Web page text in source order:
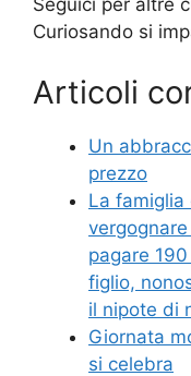
Seguici per altre
Curiosando si
Articoli
Un
prezzo
La
pagare
figlio,
il nipote di
Giornata
si celebra